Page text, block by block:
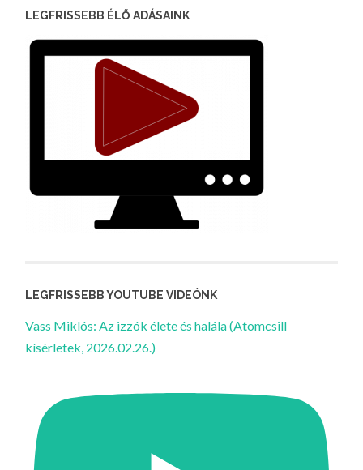
LEGFRISSEBB ÉLŐ ADÁSAINK
LEGFRISSEBB YOUTUBE VIDEÓNK
Vass Miklós: Az izzók élete és halála (Atomcsill
kísérletek, 2026.02.26.)